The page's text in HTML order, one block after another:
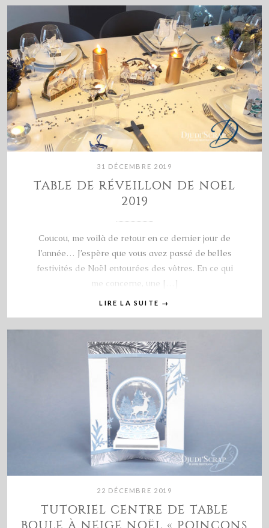
31 DÉCEMBRE 2019
TABLE DE RÉVEILLON DE NOËL
2019
Coucou, me voilà de retour en ce dernier jour de
l’année… J’espère que vous avez passé de belles
festivités de Noël entourées des vôtres. En ce qui
me concerne, une […]
LIRE LA SUITE →
22 DÉCEMBRE 2019
TUTORIEL CENTRE DE TABLE